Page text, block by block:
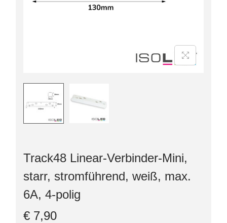
Track48 Linear-Verbinder-Mini,
starr, stromführend, weiß, max.
6A, 4-polig
€ 7,90